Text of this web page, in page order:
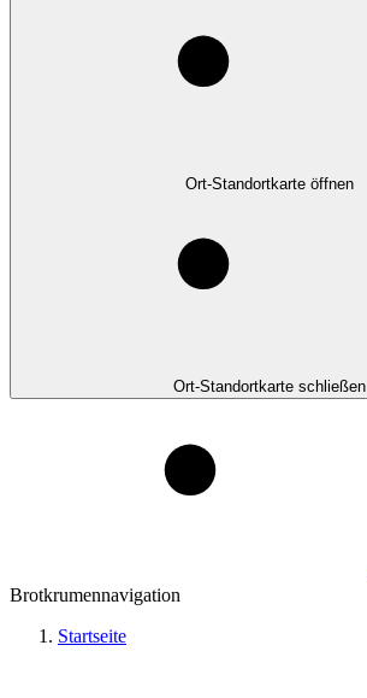
Ort-Standortkarte öffnen
Ort-Standortkarte schließen
Brotkrumennavigation
Startseite